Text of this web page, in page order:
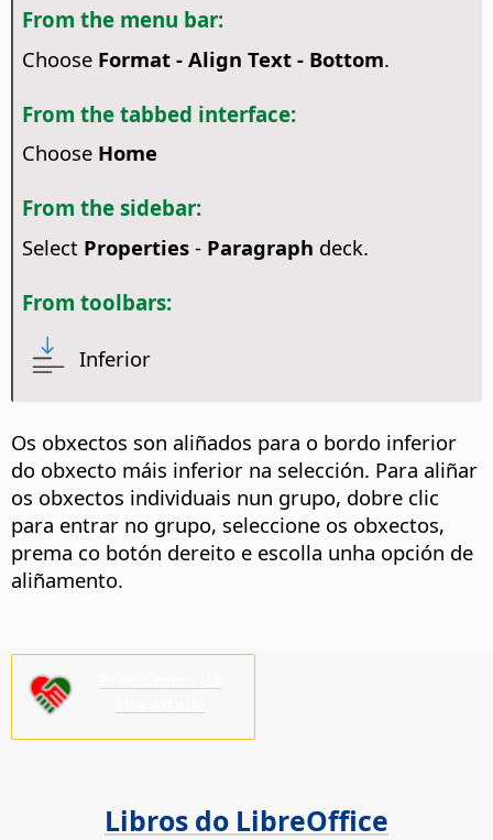
From the menu bar:
Choose Format - Align Text - Bottom.
From the tabbed interface:
Choose Home
From the sidebar:
Select Properties- Paragraph deck.
From toolbars:
Inferior
Os obxectos son aliñados para o bordo inferior
do obxecto máis inferior na selección. Para aliñar
os obxectos individuais nun grupo, dobre clic
para entrar no grupo, seleccione os obxectos,
prema co botón dereito e escolla unha opción de
aliñamento.
Libros do LibreOffice